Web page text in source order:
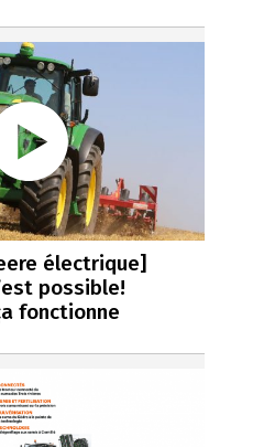
électrique]
possible!
fonctionne